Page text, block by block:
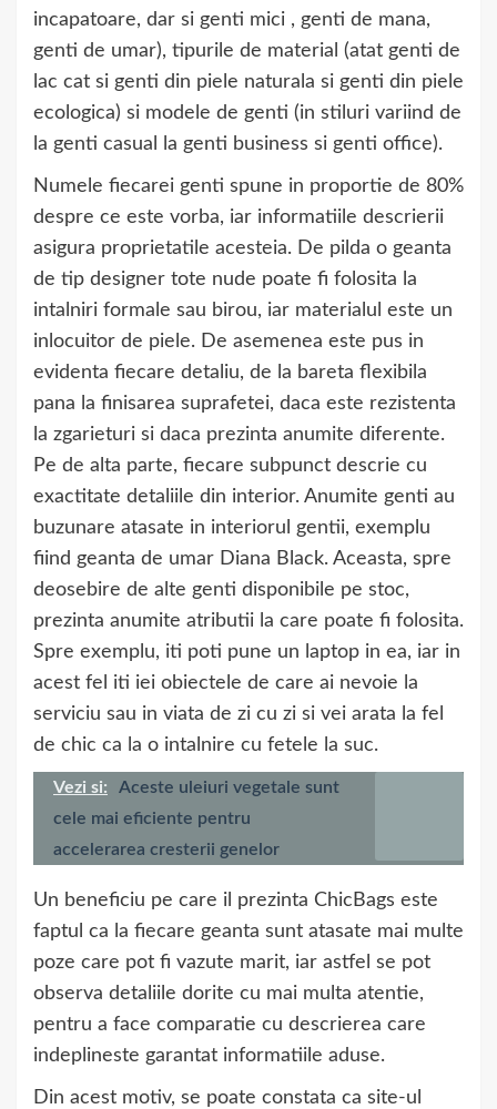
incapatoare, dar si genti mici , genti de mana,
genti de umar), tipurile de material (atat genti de
lac cat si genti din piele naturala si genti din piele
ecologica) si modele de genti (in stiluri variind de
la genti casual la genti business si genti office).
Numele fiecarei genti spune in proportie de 80%
despre ce este vorba, iar informatiile descrierii
asigura proprietatile acesteia. De pilda o geanta
de tip designer tote nude poate fi folosita la
intalniri formale sau birou, iar materialul este un
inlocuitor de piele. De asemenea este pus in
evidenta fiecare detaliu, de la bareta flexibila
pana la finisarea suprafetei, daca este rezistenta
la zgarieturi si daca prezinta anumite diferente.
Pe de alta parte, fiecare subpunct descrie cu
exactitate detaliile din interior. Anumite genti au
buzunare atasate in interiorul gentii, exemplu
fiind geanta de umar Diana Black. Aceasta, spre
deosebire de alte genti disponibile pe stoc,
prezinta anumite atributii la care poate fi folosita.
Spre exemplu, iti poti pune un laptop in ea, iar in
acest fel iti iei obiectele de care ai nevoie la
serviciu sau in viata de zi cu zi si vei arata la fel
de chic ca la o intalnire cu fetele la suc.
Vezi si:
Aceste uleiuri vegetale sunt
cele mai eficiente pentru
accelerarea cresterii genelor
Un beneficiu pe care il prezinta ChicBags este
faptul ca la fiecare geanta sunt atasate mai multe
poze care pot fi vazute marit, iar astfel se pot
observa detaliile dorite cu mai multa atentie,
pentru a face comparatie cu descrierea care
indeplineste garantat informatiile aduse.
Din acest motiv, se poate constata ca site-ul